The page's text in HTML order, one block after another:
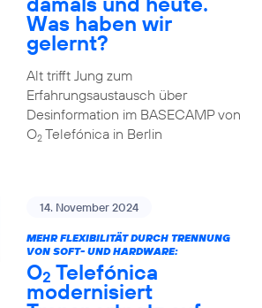
Was haben wir
gelernt?
Alt trifft Jung zum
Erfahrungsaustausch über
Desinformation im BASECAMP von
O2Telefónica in Berlin
14. November 2024
MEHR FLEXIBILITÄT DURCH TRENNUNG
VON SOFT- UND HARDWARE:
O2 Telefónica
modernisiert